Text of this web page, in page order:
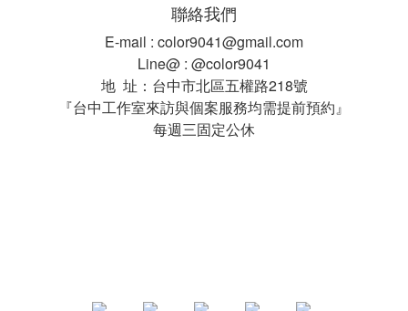
聯絡我們
E-mail : color9041@gmail.com
Line@ : @color9041
地 址：台中市北區五權路218號
『台中工作室來訪與個案服務均需提前預約』
每週三固定公休